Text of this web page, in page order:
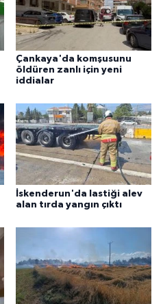
Çankaya'da komşusunu
öldüren zanlı için yeni
iddialar
İskenderun'da lastiği alev
alan tırda yangın çıktı